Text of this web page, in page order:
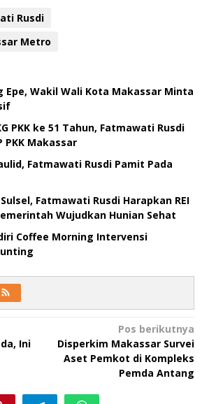
Rusdi
Metro
Epe, Wakil Wali Kota Makassar Minta
PKK ke 51 Tahun, Fatmawati Rusdi
PKK Makassar
Fatmawati Rusdi Pamit Pada
Fatmawati Rusdi Harapkan REI
Wujudkan Hunian Sehat
Coffee Morning Intervensi
Ini
Pos berikutnya
Disperkim Makassar Survei
Aset Pemkot di Kompleks
Pemda Antang